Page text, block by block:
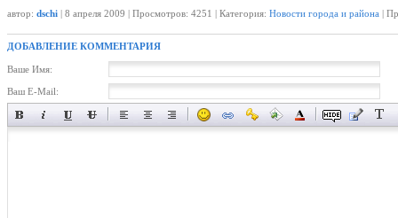
автор: dschi | 8 апреля 2009 | Просмотров: 4251 | Категория: Новости города и района |
ДОБАВЛЕНИЕ КОММЕНТАРИЯ
Ваше Имя:
Ваш E-Mail: